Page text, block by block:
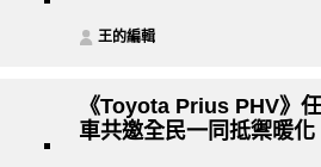
王的編輯
《Toyota Prius PHV》
車共邀全民一同抵禦暖化